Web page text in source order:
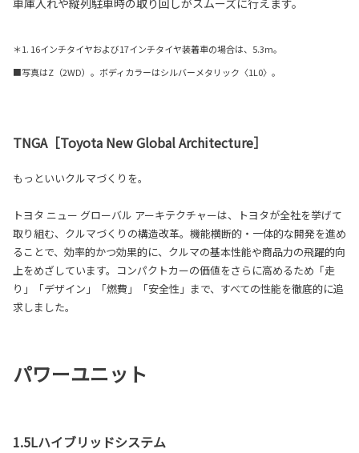
車庫入れや縦列駐車時の取り回しがスムーズに行えます。
＊1. 16インチタイヤおよび17インチタイヤ装着車の場合は、5.3m。
■写真はZ（2WD）。ボディカラーはシルバーメタリック〈1L0〉。
TNGA［Toyota New Global Architecture］
もっといいクルマづくりを。
トヨタ ニュー グローバル アーキテクチャーは、トヨタが全社を挙げて
取り組む、クルマづくりの構造改革。機能横断的・一体的な開発を進め
ることで、効率的かつ効果的に、クルマの基本性能や商品力の飛躍的向
上をめざしています。コンパクトカーの価値をさらに高めるため「走
り」「デザイン」「燃費」「安全性」まで、すべての性能を徹底的に追
求しました。
パワーユニット
1.5Lハイブリッドシステム